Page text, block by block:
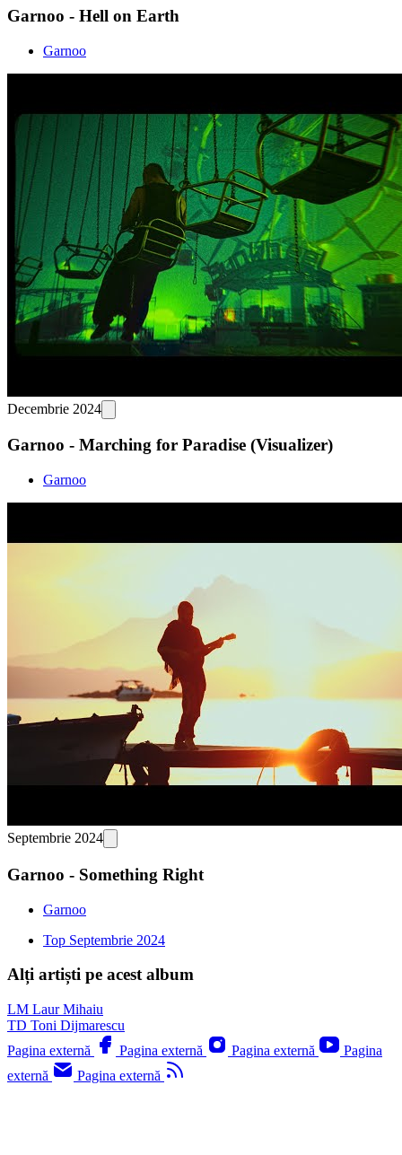
Garnoo - Hell on Earth
Garnoo
Decembrie 2024
Garnoo - Marching for Paradise (Visualizer)
Garnoo
Septembrie 2024
Garnoo - Something Right
Garnoo
Top Septembrie 2024
Alți artiști pe acest album
LM Laur Mihaiu
TD Toni Dijmarescu
Pagina externă
Pagina externă Pagina externă
Pagina
externă
Pagina externă